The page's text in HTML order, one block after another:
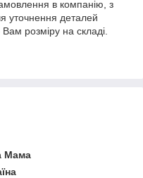
в компанію, з
уточнення деталей
Вам розміру на складі.
Мама